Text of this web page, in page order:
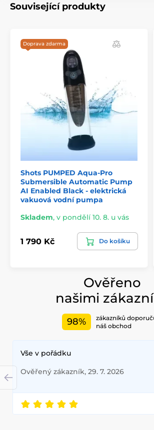
Související produkty
Doprava zdarma
Shots PUMPED Aqua-Pro
Submersible Automatic Pump
AI Enabled Black - elektrická
vakuová vodní pumpa
Skladem, v pondělí 10. 8. u vás
1 790 Kč Do košíku
Ověřeno
našimi
98%
zákazníků
náš obchod
Vše v pořádku
Ověřený zákazník, 29. 7. 2026